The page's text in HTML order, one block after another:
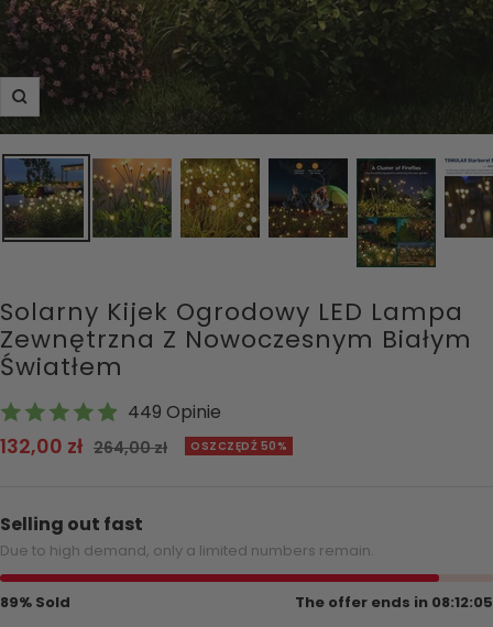
Powiększ
Solarny Kijek Ogrodowy LED Lampa
Zewnętrzna Z Nowoczesnym Białym
Światłem
449 Opinie
Cena
132,00 zł Cena
264,00 zł OSZCZĘDŹ 50%
Selling out fast
Due to high demand, only a limited numbers remain.
89% Sold The offer ends in 08:12:05